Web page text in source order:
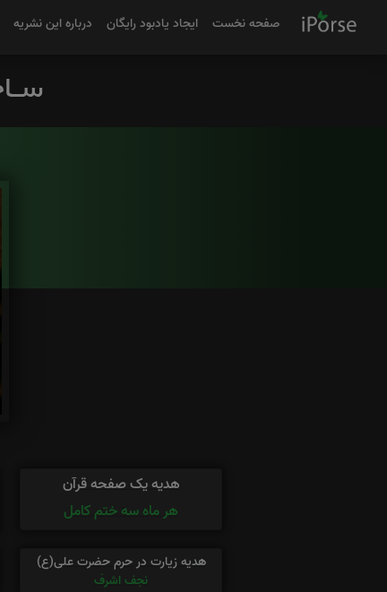
صفحه نخست ایجاد یادبود رایگان درباره این نشریه
هدیه یک صفحه قرآن
هر ماه سه ختم کامل
هدیه زیارت در حرم حضرت علی(ع)
نجف اشرف